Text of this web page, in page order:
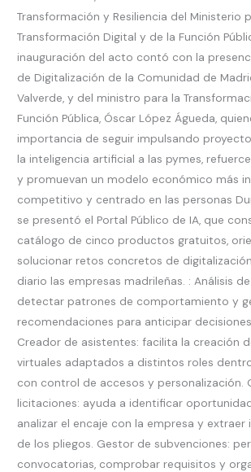
Transformación y Resiliencia del Ministerio
Transformación Digital y de la Función
inauguración del acto contó con la
de Digitalización de la Comunidad de
Valverde, y del ministro para la
Función Pública, Óscar López Águeda,
importancia de seguir impulsando
la inteligencia artificial a las pymes,
y promuevan un modelo económico más
competitivo y centrado en las personas
se presentó el Portal Público de IA, que
catálogo de cinco productos gratuitos,
solucionar retos concretos de
diario las empresas madrileñas. : Análisis
detectar patrones de comportamiento y
recomendaciones para anticipar
Creador de asistentes: facilita la creación
virtuales adaptados a distintos roles
con control de accesos y personalización.
licitaciones: ayuda a identificar
analizar el encaje con la empresa y extraer
de los pliegos. Gestor de subvenciones:
convocatorias, comprobar requisitos y